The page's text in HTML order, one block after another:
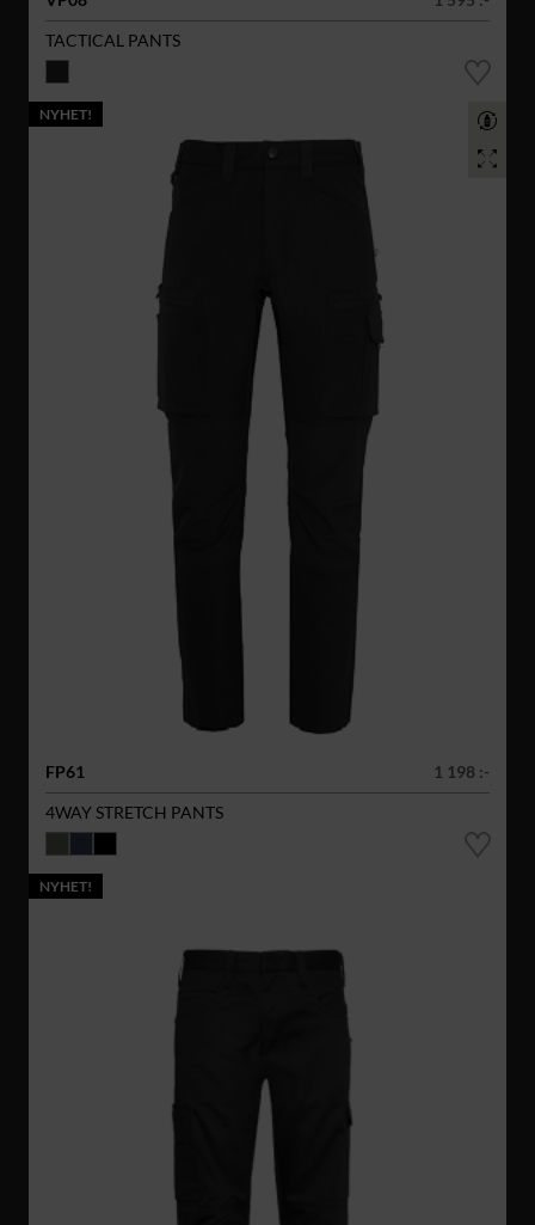
TACTICAL PANTS
NYHET!
FP61
1 198 :-
4WAY STRETCH PANTS
NYHET!